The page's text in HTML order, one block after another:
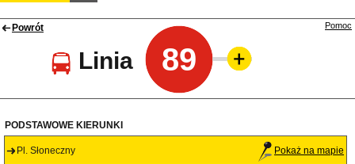
Powrót
Linia 89
Pomoc
PODSTAWOWE KIERUNKI
Pl. Słoneczny Pokaż na mapie